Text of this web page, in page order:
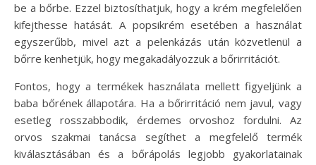
be a bőrbe. Ezzel biztosíthatjuk, hogy a krém megfelelően
kifejthesse hatását. A popsikrém esetében a használat
egyszerűbb, mivel azt a pelenkázás után közvetlenül a
bőrre kenhetjük, hogy megakadályozzuk a bőrirritációt.
Fontos, hogy a termékek használata mellett figyeljünk a
baba bőrének állapotára. Ha a bőrirritáció nem javul, vagy
esetleg rosszabbodik, érdemes orvoshoz fordulni. Az
orvos szakmai tanácsa segíthet a megfelelő termék
kiválasztásában és a bőrápolás legjobb gyakorlatainak